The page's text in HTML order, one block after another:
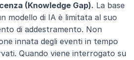
(Knowledge Gap). La base
modello di IA è limitata al suo
di addestramento. Non
innata degli eventi in tempo
Quando viene interrogato su